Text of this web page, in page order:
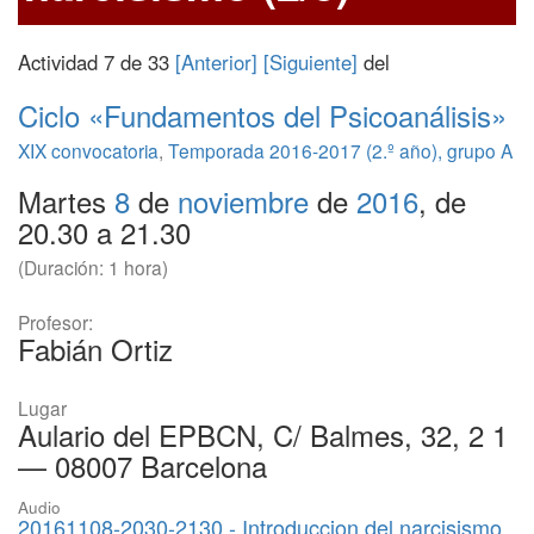
Actividad 7 de 33 [Anterior] [Siguiente] del
Ciclo «Fundamentos del Psicoanálisis»
XIX convocatoria, Temporada 2016-2017 (2.º año), grupo A
Martes 8 de noviembre de 2016, de
20.30 a 21.30
(Duración: 1 hora)
Profesor:
Fabián Ortiz
Lugar
Aulario del EPBCN, C/ Balmes, 32, 2 1
— 08007 Barcelona
Audio
20161108-2030-2130 - Introduccion del narcisismo